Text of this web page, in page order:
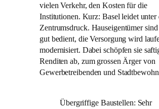
vielen Verkehr, den Kosten für die
Institutionen. Kurz: Basel leidet unter
Zentrumsdruck. Hauseigentümer
gut bedient, die Versorgung wird
modernisiert. Dabei schöpfen sie
Renditen ab, zum grossen Ärger von
Gewerbetreibenden und
Übergriffige Baustellen: Sehr